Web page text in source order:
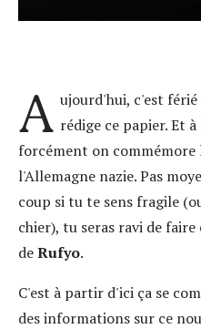
A ujourd'hui, c'est férié
rédige ce papier. Et
forcément on
l'Allemagne nazie. Pas
coup si tu te sens fragile
chier), tu seras ravi de
deRufyo.
C'est à partir d'ici ça se
des informations sur ce